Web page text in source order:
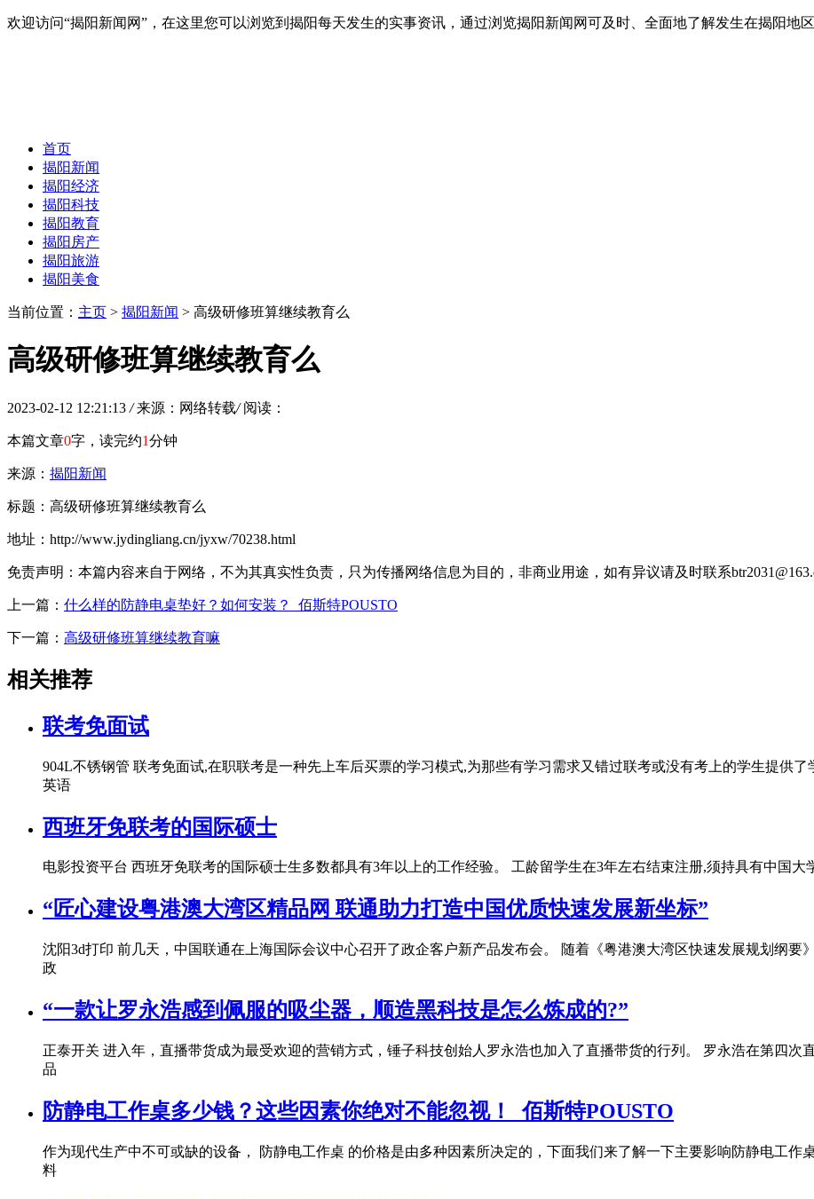
欢迎访问“揭阳新闻网”，在这里您可以浏览到揭阳每天发生的实事资讯，通过浏览揭阳新闻网可及时、全面地了解发生在揭阳地
首页
揭阳新闻
揭阳经济
揭阳科技
揭阳教育
揭阳房产
揭阳旅游
揭阳美食
当前位置： 主页 > 揭阳新闻 > 高级研修班算继续教育么
高级研修班算继续教育么
2023-02-12 12:21:13 / 来源：网络转载/ 阅读：
本篇文章0字，读完约1分钟
来源： 揭阳新闻
标题：高级研修班算继续教育么
地址：http://www.jydingliang.cn/jyxw/70238.html
免责声明：本篇内容来自于网络，不为其真实性负责，只为传播网络信息为目的，非商业用途，如有异议请及时联系
上一篇： 什么样的防静电桌垫好？如何安装？_佰斯特POUSTO
下一篇： 高级研修班算继续教育嘛
相关推荐
联考免面试
904L不锈钢管 联考免面试,在职联考是一种先上车后买票的学习模式,为那些有学习需求又错过联考或没有考上的学生提供
英语
西班牙免联考的国际硕士
电影投资平台 西班牙免联考的国际硕士生多数都具有3年以上的工作经验。 工龄留学生在3年左右结束注册,须持具有中国
“匠心建设粤港澳大湾区精品网 联通助力打造中国优质快速发展新坐标”
沈阳3d打印 前几天，中国联通在上海国际会议中心召开了政企客户新产品发布会。 随着《粤港澳大湾区快速发展规划纲
政
“一款让罗永浩感到佩服的吸尘器，顺造黑科技是怎么炼成的?”
正泰开关 进入年，直播带货成为最受欢迎的营销方式，锤子科技创始人罗永浩也加入了直播带货的行列。 罗永浩在第四
品
防静电工作桌多少钱？这些因素你绝对不能忽视！_佰斯特POUSTO
作为现代生产中不可或缺的设备， 防静电工作桌 的价格是由多种因素所决定的，下面我们来了解一下主要影响防静电工作
料